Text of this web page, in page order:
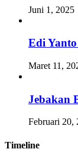
Juni 1, 2025
Edi
Maret 11,
Jebakan
Februari 20,
Timeline